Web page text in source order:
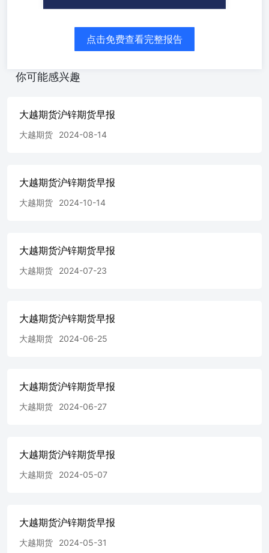
线向上；偏多。5、主力持仓：主力净空头，空减；偏空。
6、预期：LME库存仓单保持高位；上期所仓单再次增加；
沪锌ZN2407：观 望为主。 5月23日期货交易所锌期货行情
市场锌锭库存统计（2023/4/25-2023/5/23） 数据来源：
23日全国市场锌锭冶炼厂价格行情 Mymetal:2024年4月精炼
行情 数据来源：mysteel 5月23日上海期货交易所会员锌成
总体为缩量下跌，价格下跌多头缓慢入场，同时空头也表示
观望态度，那么行情短期或将震荡盘整。技术上看，价格收
长期系统之上，均线支撑增强；短期指标KDJ下降，强势区
股份有限公司。未经大越期货股份有限公司书面授权，任何
人不得更改或以任何方式发送、翻版、复制或传播此报告的
员认为可信的公开资料或实地调研资料，仅反映本报告作者
这些信息的准确性和完整性均不作任何保证，且大越期货股
法律、会计或税务的最终操作建议，大越期货股份有限公司
不就报告中的内容对最终操作建议做出任何担保，投资者根
据本报告作出的任何投资决策与大越期货股份有限公司及本
点击免费查看完整报告
你可能感兴趣
大越期货沪锌期货早报
大越期货 2024-08-14
大越期货沪锌期货早报
大越期货 2024-10-14
大越期货沪锌期货早报
大越期货 2024-07-23
大越期货沪锌期货早报
大越期货 2024-06-25
大越期货沪锌期货早报
大越期货 2024-06-27
大越期货沪锌期货早报
大越期货 2024-05-07
大越期货沪锌期货早报
大越期货 2024-05-31